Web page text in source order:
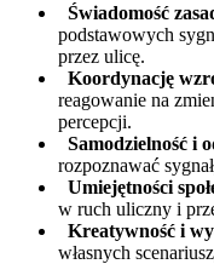
Świadomość
podstawowych
przez ulicę.
Koordynację
reagowanie na
percepcji.
Samodzielność i
rozpoznawać
Umiejętności
w ruch uliczny i
Kreatywność i
własnych